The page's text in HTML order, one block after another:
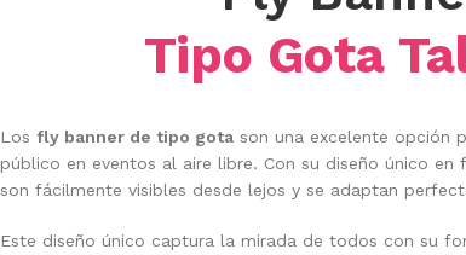
Tipo Gota
Los fly banner de tipo gota son una excelente opción
público en eventos al aire libre. Con su diseño único
son fácilmente visibles desde lejos y se adaptan
Este diseño único captura la mirada de todos con su